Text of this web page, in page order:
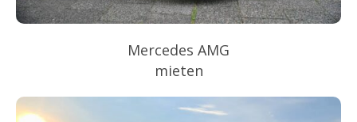
Mercedes AMG
mieten